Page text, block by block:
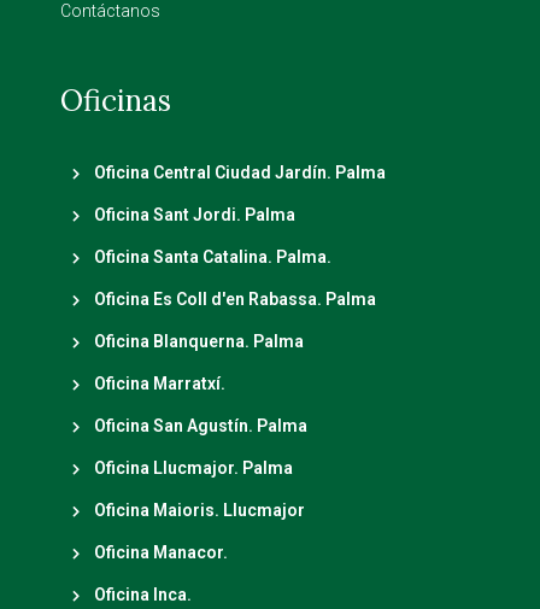
Contáctanos
Oficinas
Oficina Central Ciudad Jardín. Palma
Oficina Sant Jordi. Palma
Oficina Santa Catalina. Palma.
Oficina Es Coll d'en Rabassa. Palma
Oficina Blanquerna. Palma
Oficina Marratxí.
Oficina San Agustín. Palma
Oficina Llucmajor. Palma
Oficina Maioris. Llucmajor
Oficina Manacor.
Oficina Inca.